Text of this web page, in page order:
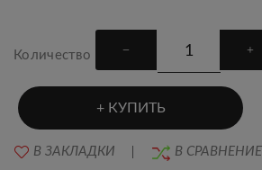
Количество
КУПИТЬ
В ЗАКЛАДКИ В СРАВНЕНИЕ